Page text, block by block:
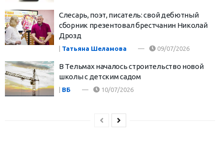
Слесарь, поэт, писатель: свой дебютный
сборник презентовал брестчанин Николай
Дрозд
Татьяна Шеламова 09/07/2026
В Тельмах началось строительство новой
школы с детским садом
ВБ 10/07/2026